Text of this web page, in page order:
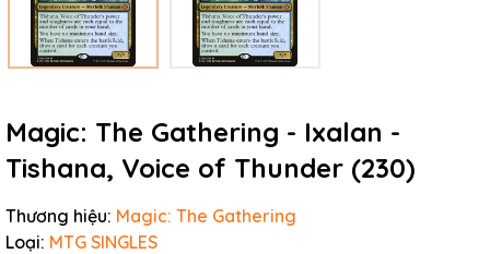
Magic: The Gathering - Ixalan -
Tishana, Voice of Thunder (230)
Thương hiệu: Magic: The Gathering
Loại: MTG SINGLES